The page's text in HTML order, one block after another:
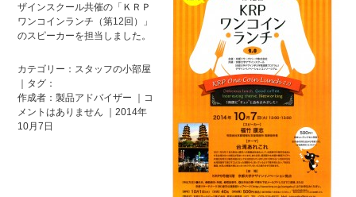
ザインスクール共催の「ＫＲＰ
ワンコインランチ（第12回）」
のスピーカーを担当しました。
カテゴリー： スタッフの小部屋
｜タグ：
作成者：製品アドバイザー ｜ コ
メントはありません ｜2014年
10月7日